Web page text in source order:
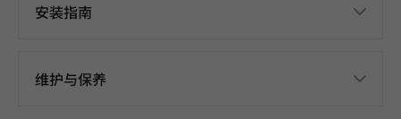
安装指南
维护与保养